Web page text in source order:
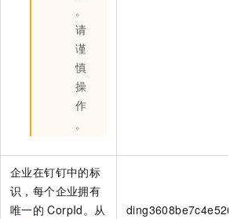
。
请
谨
慎
操
作
。
企业在钉钉中的标
识，每个企业拥有
唯一的 CorpId。从